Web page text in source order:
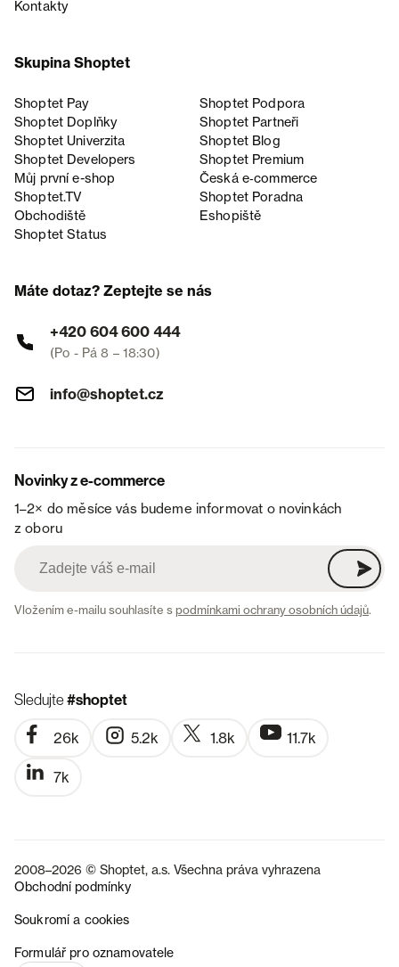
Kontakty
Skupina Shoptet
Shoptet Pay
Shoptet Podpora
Shoptet Doplňky
Shoptet Partneři
Shoptet Univerzita
Shoptet Blog
Shoptet Developers
Shoptet Premium
Můj první e-shop
Česká e‑commerce
Shoptet.TV
Shoptet Poradna
Obchodiště
Eshopiště
Shoptet Status
Máte dotaz? Zeptejte se nás
+420 604 600 444
(Po - Pá 8 – 18:30)
info@shoptet.cz
Novinky z e-commerce
1–2× do měsíce vás budeme informovat o novinkách
z oboru
Vložením e-mailu souhlasíte spodmínkami ochrany osobních údajů.
Sledujte#shoptet
26k 5.2k 1.8k 11.7k
7k
2008–2026 © Shoptet, a.s. Všechna práva vyhrazena
Obchodní podmínky
Soukromí a cookies
Formulář pro oznamovatele